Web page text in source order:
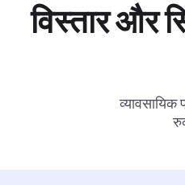
विस्तार और